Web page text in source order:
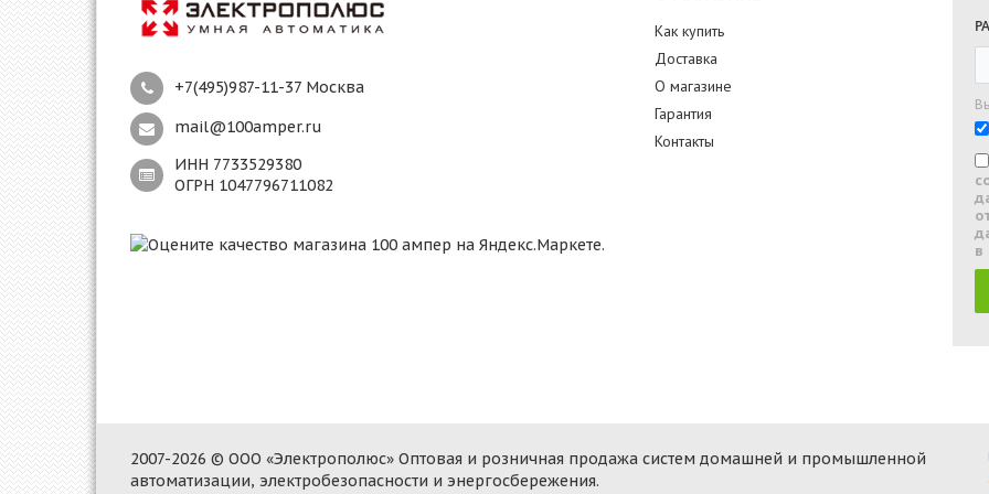
+7(495)987-11-37 Москва
mail@100amper.ru
ИНН 7733529380
ОГРН 1047796711082
Как купить
Доставка
О магазине
Гарантия
Контакты
в
2007-2026 © ООО «Электрополюс» Оптовая и розничная продажа систем домашней и промышленной
автоматизации, электробезопасности и энергосбережения.